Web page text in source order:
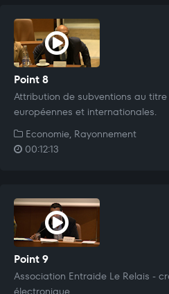
Point 8
Attribution de subventions au
européennes et internationales.
Economie, Rayonnement
00:12:13
Point 9
Association Entraide Le Relais -
électronique.